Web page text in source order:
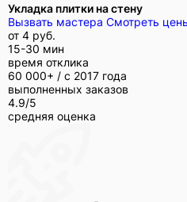
Укладка плитки на стену
Вызвать мастера Смотреть
от 4 руб.
15-30 мин
время отклика
60 000+ / с 2017 года
выполненных заказов
4.9/5
средняя оценка